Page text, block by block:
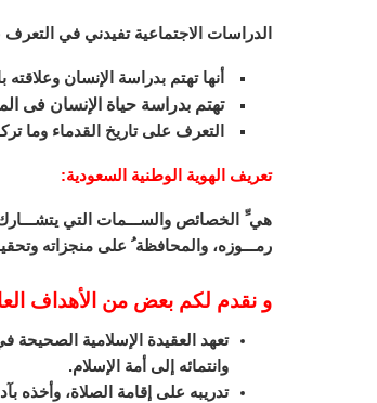
الدراسات الاجتماعية تفيدني في
أنها تهتم بدراسة الإنسان وعلاقته
تهتم بدراسة حياة الإنسان فى
التعرف على تاريخ القدماء وما
تعريف الهوية الوطنية السعودية:
هي ِّ الخصائص والســـمات التي يتشـــارك
رمـــوزه، والمحافظة ُ على منجزاته
و نقدم لكم بعض من الأهداف
تعهد العقيدة الإسلامية الصحيحة
وانتمائه إلى أمة الإسلام.
تدريبه على إقامة الصلاة، وأخذه